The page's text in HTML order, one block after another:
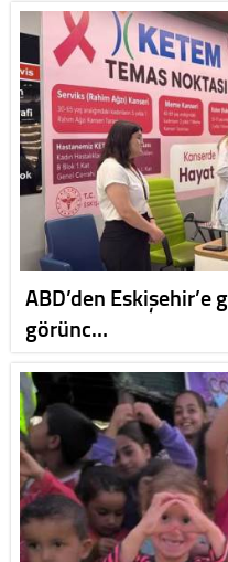
ABD’den Eskişehir’e
görünc…